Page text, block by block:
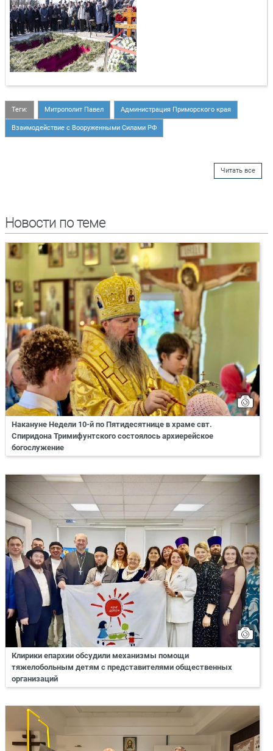
Теги: Митрополит Павел Администрация Приморского края
Взаимодействие с Вооруженными Силами РФ
Читать все
Новости по теме
Накануне Недели 10-й по Пятидесятнице в храме свт.
Спиридона Тримифунтского состоялось архиерейское
богослужение
Клирики епархии обсудили механизмы помощи
тяжелобольным детям с представителями общественных
организаций